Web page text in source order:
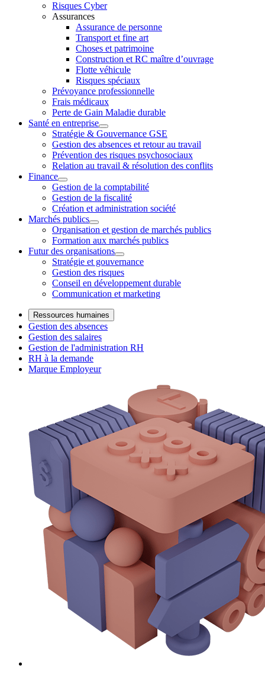
Risques Cyber
Assurances
Assurance de personne
Transport et fine art
Choses et patrimoine
Construction et RC maître d’ouvrage
Flotte véhicule
Risques spéciaux
Prévoyance professionnelle
Frais médicaux
Perte de Gain Maladie durable
Santé en entreprise
Stratégie & Gouvernance GSE
Gestion des absences et retour au travail
Prévention des risques psychosociaux
Relation au travail & résolution des conflits
Finance
Gestion de la comptabilité
Gestion de la fiscalité
Création et administration société
Marchés publics
Organisation et gestion de marchés publics
Formation aux marchés publics
Futur des organisations
Stratégie et gouvernance
Gestion des risques
Conseil en développement durable
Communication et marketing
Ressources humaines
Gestion des absences
Gestion des salaires
Gestion de l'administration RH
RH à la demande
Marque Employeur